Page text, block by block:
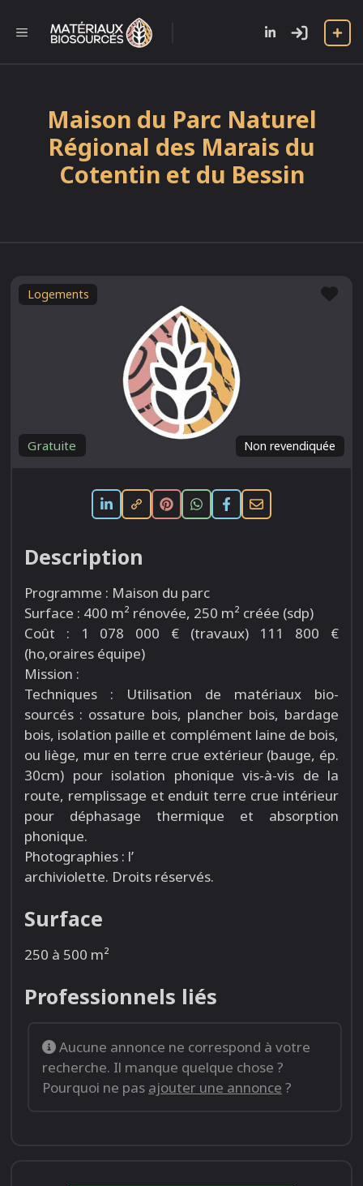
contenu
MENU
Maison du Parc Naturel
Régional des Marais du
Cotentin et du Bessin
Non revendiquée
Gratuite
Logements
Description
Programme : Maison du parc
Surface : 400 m² rénovée, 250 m² créée (sdp)
Coût : 1 078 000 € (travaux) 111 800 €
(ho,oraires équipe)
Mission :
Techniques : Utilisation de matériaux bio-
sourcés : ossature bois, plancher bois, bardage
bois, isolation paille et complément laine de bois,
ou liège, mur en terre crue extérieur (bauge, ép.
30cm) pour isolation phonique vis-à-vis de la
route, remplissage et enduit terre crue intérieur
pour déphasage thermique et absorption
phonique.
Photographies : l’
archiviolette. Droits réservés.
Surface
250 à 500 m²
Professionnels liés
Aucune annonce ne correspond à votre
recherche. Il manque quelque chose ?
Pourquoi ne pas ajouter une annonce ?